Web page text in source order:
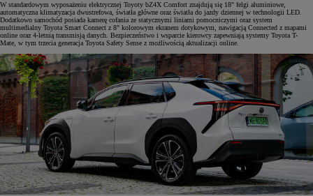
W standardowym wyposażeniu elektrycznej Toyoty bZ4X Comfort znajdują się 18" felgi aluminiowe,
automatyczna klimatyzacja dwustrefowa, światła główne oraz światła do jazdy dziennej w technologii LED.
Dodatkowo samochód posiada kamerę cofania ze statycznymi liniami pomocniczymi oraz system
multimedialny Toyota Smart Connect z 8" kolorowym ekranem dotykowym, nawigacją Connected z mapami
online oraz 4-letnią transmisją danych. Bezpieczeństwo i wsparcie kierowcy zapewniają systemy Toyota T-
Mate, w tym trzecia generacja Toyota Safety Sense z możliwością aktualizacji online.